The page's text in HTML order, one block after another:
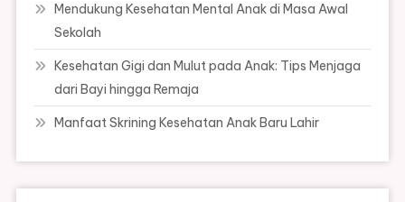
Mendukung Kesehatan Mental Anak di Masa Awal
Sekolah
Kesehatan Gigi dan Mulut pada Anak: Tips Menjaga
dari Bayi hingga Remaja
Manfaat Skrining Kesehatan Anak Baru Lahir